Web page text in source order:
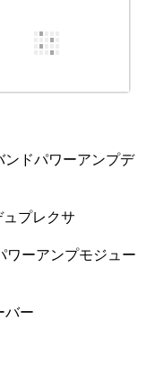
ドパワーアンプデ
プレクサ
ーアンプモジュー
バー